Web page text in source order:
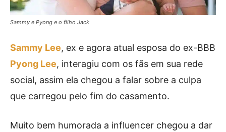
Sammy e Pyong e o filho Jack
Sammy Lee, ex e agora atual esposa do ex-BBB
Pyong Lee, interagiu com os fãs em sua rede
social, assim ela chegou a falar sobre a culpa
que carregou pelo fim do casamento.
Muito bem humorada a influencer chegou a dar